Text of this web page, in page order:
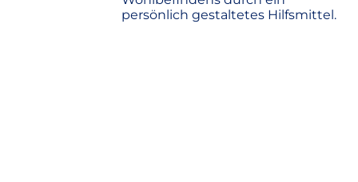
persönlich gestaltetes Hilfsmittel.